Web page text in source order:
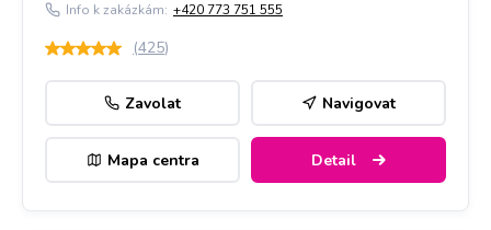
Info k zakázkám: +420 773 751 555
(425)
Zavolat Navigovat
Mapa centra Detail